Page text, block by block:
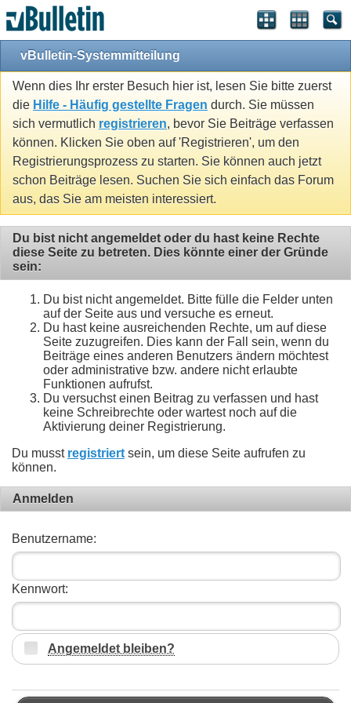
vBulletin-Systemmitteilung
Wenn dies Ihr erster Besuch hier ist, lesen Sie bitte zuerst
die Hilfe - Häufig gestellte Fragen durch. Sie müssen
sich vermutlich registrieren, bevor Sie Beiträge verfassen
können. Klicken Sie oben auf 'Registrieren', um den
Registrierungsprozess zu starten. Sie können auch jetzt
schon Beiträge lesen. Suchen Sie sich einfach das Forum
aus, das Sie am meisten interessiert.
Du bist nicht angemeldet oder du hast keine Rechte
diese Seite zu betreten. Dies könnte einer der Gründe
sein:
Du bist nicht angemeldet. Bitte fülle die Felder unten
auf der Seite aus und versuche es erneut.
Du hast keine ausreichenden Rechte, um auf diese
Seite zuzugreifen. Dies kann der Fall sein, wenn du
Beiträge eines anderen Benutzers ändern möchtest
oder administrative bzw. andere nicht erlaubte
Funktionen aufrufst.
Du versuchst einen Beitrag zu verfassen und hast
keine Schreibrechte oder wartest noch auf die
Aktivierung deiner Registrierung.
Du musst registriert sein, um diese Seite aufrufen zu
können.
Anmelden
Benutzername:
Kennwort:
Angemeldet bleiben?